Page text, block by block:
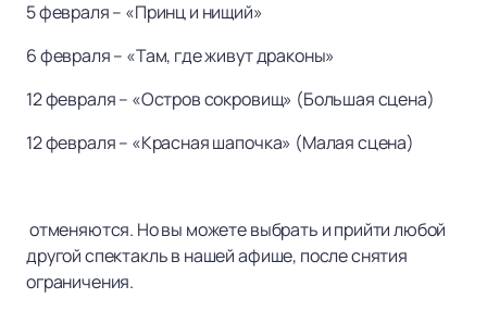
5 февраля – «Принц и нищий»
6 февраля – «Там, где живут драконы»
12 февраля – «Остров сокровищ» (Большая сцена)
12 февраля – «Красная шапочка» (Малая сцена)
отменяются. Но вы можете выбрать и прийти любой
другой спектакль в нашей афише, после снятия
ограничения.